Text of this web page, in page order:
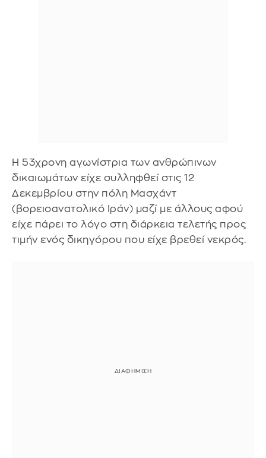
Η 53χρονη αγωνίστρια των ανθρώπινων
δικαιωμάτων είχε συλληφθεί στις 12
Δεκεμβρίου στην πόλη Μασχάντ
(βορειοανατολικό Ιράν) μαζί με άλλους αφού
είχε πάρει το λόγο στη διάρκεια τελετής προς
τιμήν ενός δικηγόρου που είχε βρεθεί νεκρός.